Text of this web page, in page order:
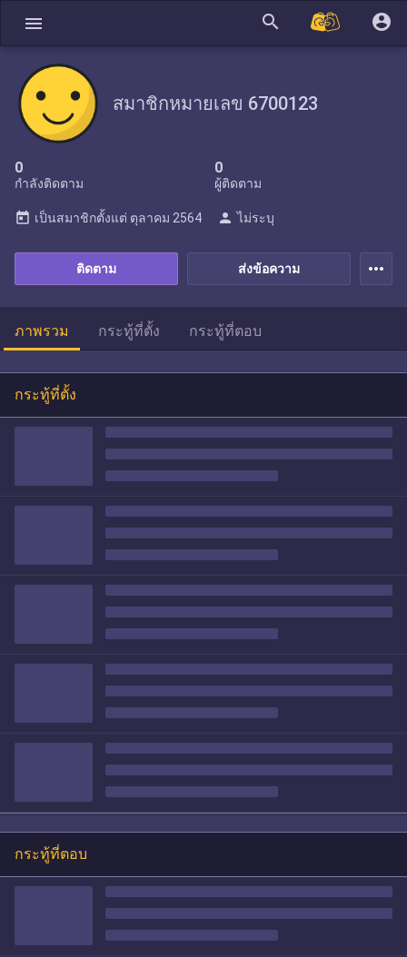
menu search account_circle
สมาชิกหมายเลข 6700123
0
กำลังติดตาม
0
ผู้ติดตาม
ส่งข้อความ
ติดตาม
today เป็นสมาชิกตั้งแต่ ตุลาคม 2564 person ไม่ระบุ
more_horiz
ภาพรวม กระทู้ที่ตั้ง กระทู้ที่ตอบ
กระทู้ที่ตั้ง
กระทู้ที่ตอบ